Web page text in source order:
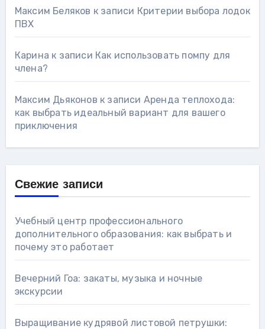
Максим Беляков к записи Критерии выбора лодок
ПВХ
Карина к записи Как использовать помпу для
члена?
Максим Дьяконов к записи Аренда теплохода:
как выбрать идеальный вариант для вашего
приключения
Свежие записи
Учебный центр профессионального
дополнительного образования: как выбрать и
почему это работает
Вечерний Гоа: закаты, музыка и ночные
экскурсии
Выращивание кудрявой листовой петрушки: